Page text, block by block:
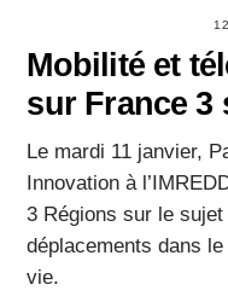
Mobilité et
sur France 3
Le mardi 11 janvier,
Innovation à
3 Régions sur le
déplacements dans
vie.